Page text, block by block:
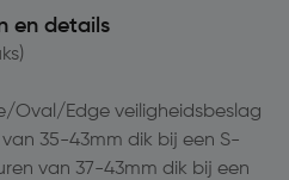
en details
Oval/Edge veiligheidsbeslag
35-43mm dik bij een S-
van 37-43mm dik bij een